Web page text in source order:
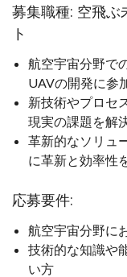
募集職種: 空飛ぶ
ト
航空宇宙分野で
UAVの開発に参
新技術やプロセ
現実の課題を解
革新的なソリュ
に革新と効率性
応募要件:
航空宇宙分野に
技術的な知識や
い方